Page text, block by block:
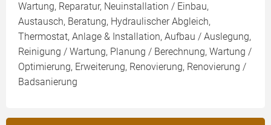
Wartung, Reparatur, Neuinstallation / Einbau,
Austausch, Beratung, Hydraulischer Abgleich,
Thermostat, Anlage & Installation, Aufbau / Auslegung,
Reinigung / Wartung, Planung / Berechnung, Wartung /
Optimierung, Erweiterung, Renovierung, Renovierung /
Badsanierung